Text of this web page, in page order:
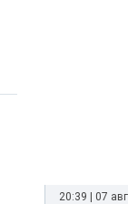
20:39 | 07